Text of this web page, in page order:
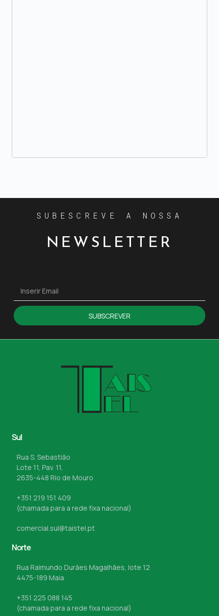
SUBESCREVE A NOSSA
NEWSLETTER
SUBSCREVER
Sul
Rua S. Sebastião
Lote 11, Pav. 11,
2635-448 Rio de Mouro
+351 219 151 409
(chamada para a rede fixa nacional)
comercial.sul@taistel.pt
Norte
Rua Raimundo Durães Magalhães, lote 12
4475-189 Maia
+351 225 088 145
(chamada para a rede fixa nacional)